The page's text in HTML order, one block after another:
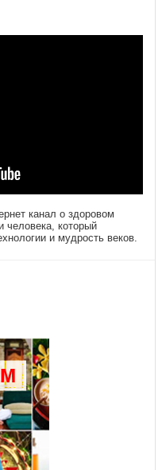
канал о здоровом
человека, который
и мудрость веков.